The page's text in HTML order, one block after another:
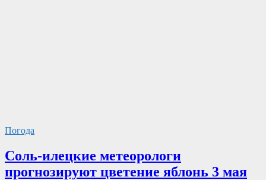
Погода
Соль-илецкие метеорологи
прогнозируют цветение яблонь 3 мая